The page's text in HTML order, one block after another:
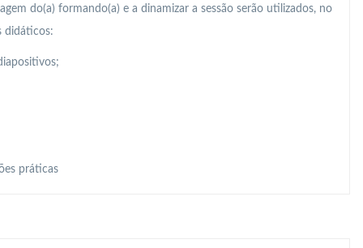
do(a) formando(a) e a dinamizar a sessão serão utilizados, no
didáticos:
práticas